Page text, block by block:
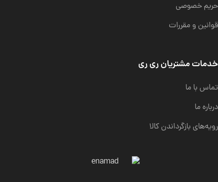
حریم خصوصی
قوانین و مقررات
خدمات مشتریان ری ری
تماس با ما
درباره ما
رویه‌های بازگرداندن کالا